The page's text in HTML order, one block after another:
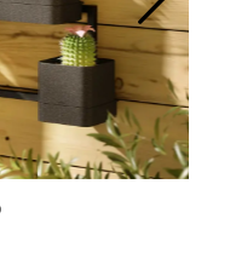
Next